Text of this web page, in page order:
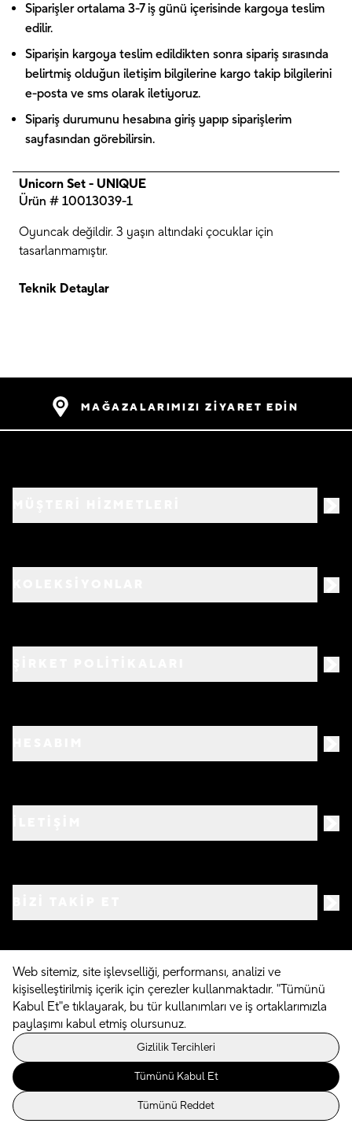
Siparişler ortalama 3-7 iş günü içerisinde kargoya teslim
edilir.
Siparişin kargoya teslim edildikten sonra sipariş sırasında
belirtmiş olduğun iletişim bilgilerine kargo takip bilgilerini
e-posta ve sms olarak iletiyoruz.
Sipariş durumunu hesabına giriş yapıp siparişlerim
sayfasından görebilirsin.
Unicorn Set - UNIQUE
Ürün # 10013039-1
Oyuncak değildir. 3 yaşın altındaki çocuklar için
tasarlanmamıştır.
Teknik Detaylar
MAĞAZALARIMIZI ZİYARET EDİN
©2026 Crocs.com.tr • Tüm hakları saklıdır
Powered By
Web sitemiz, site işlevselliği, performansı, analizi ve
kişiselleştirilmiş içerik için çerezler kullanmaktadır. "Tümünü
Kabul Et"e tıklayarak, bu tür kullanımları ve iş ortaklarımızla
paylaşımı kabul etmiş olursunuz.
Gizlilik Tercihleri
Tümünü Kabul Et
Tümünü Reddet